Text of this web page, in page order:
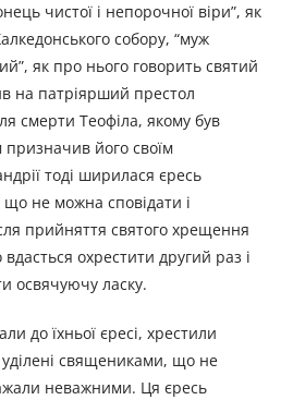
чистої і непорочної віри”, як
собору, “муж
як про нього говорить святий
на патріярший престол
смерти Теофіла, якому був
його своїм
тоді ширилася єресь
що не можна сповідати і
прийняття святого хрещення
охрестити другий раз і
освячуючу ласку.
до їхньої єресі, хрестили
уділені священиками, що не
неважними. Ця єресь